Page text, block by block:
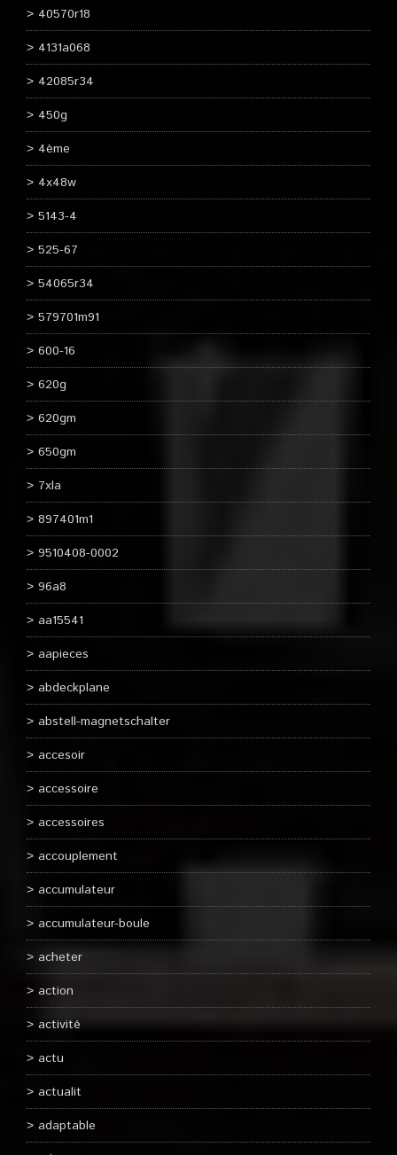
40570r18
4131a068
42085r34
450g
4ème
4x48w
5143-4
525-67
54065r34
579701m91
600-16
620g
620gm
650gm
7xla
897401m1
9510408-0002
96a8
aa15541
aapieces
abdeckplane
abstell-magnetschalter
accesoir
accessoire
accessoires
accouplement
accumulateur
accumulateur-boule
acheter
action
activité
actu
actualit
adaptable